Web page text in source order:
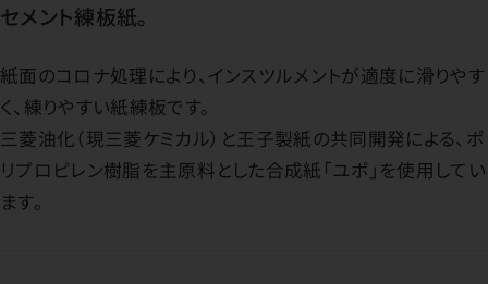
セメント練板紙。
紙面のコロナ処理により、インスツルメントが適度に滑りやす
く、練りやすい紙練板です。
三菱油化（現三菱ケミカル）と王子製紙の共同開発による、ポ
リプロピレン樹脂を主原料とした合成紙「ユポ」を使用してい
ます。